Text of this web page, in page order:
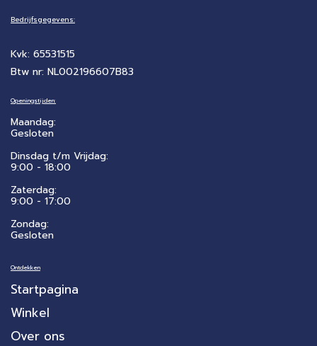
Bedrijfsgegevens:
Kvk: 65531515
Btw nr: NL002196607B83
Openingstijden:
Maandag:
Gesloten
Dinsdag t/m Vrijdag:
9:00 - 18:00
Zaterdag:
​9:00 - 17:00
Zondag:
Gesloten
Ontdekken
Startpagina
Winkel
Over ons